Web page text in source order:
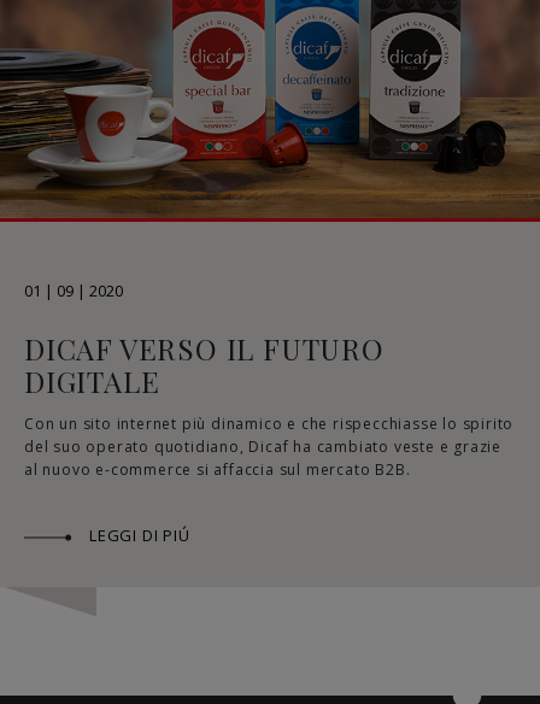
01 | 09 | 2020
DICAF VERSO IL FUTURO
DIGITALE
Con un sito internet più dinamico e che rispecchiasse lo spirito
del suo operato quotidiano, Dicaf ha cambiato veste e grazie
al nuovo e-commerce si affaccia sul mercato B2B.
LEGGI DI PIÚ